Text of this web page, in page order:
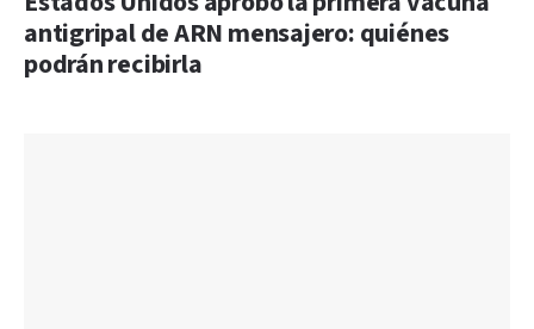
antigripal de ARN mensajero: quiénes
podrán recibirla